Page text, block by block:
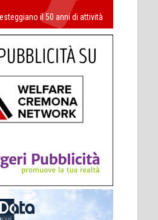
il 50 anni di attività